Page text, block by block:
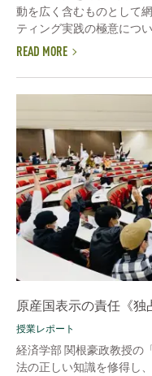
動を広く含むものとして
ティング実践の極意につい
READ MORE
原産国表示の責任《独
授業レポート
経済学部 関根豪政教授の
法の正しい知識を修得し